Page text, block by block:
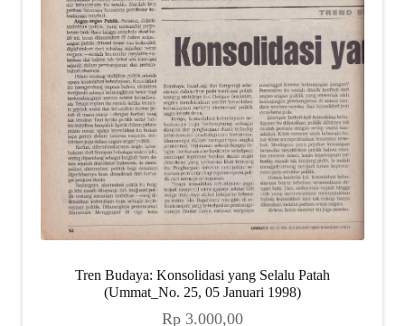
Tren Budaya: Konsolidasi yang Selalu Patah
(Ummat_No. 25, 05 Januari 1998)
Rp 3.000,00